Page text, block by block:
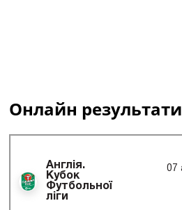
Онлайн результати